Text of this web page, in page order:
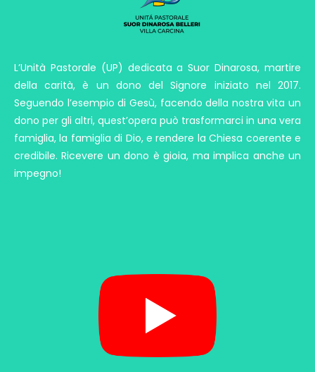
L’Unità Pastorale (UP) dedicata a Suor Dinarosa, martire
della carità, è un dono del Signore iniziato nel 2017.
Seguendo l’esempio di Gesù, facendo della nostra vita un
dono per gli altri, quest’opera può trasformarci in una vera
famiglia, la famiglia di Dio, e rendere la Chiesa coerente e
credibile. Ricevere un dono è gioia, ma implica anche un
impegno!